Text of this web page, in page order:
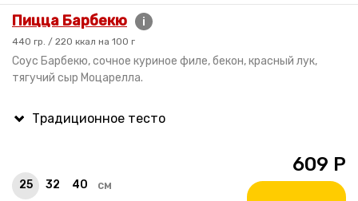
Пицца Барбекю i
440 гр. / 220 ккал на 100 г
Соус Барбекю, сочное куриное филе, бекон, красный лук,
тягучий сыр Моцарелла.
25 32 40 см
609 Р